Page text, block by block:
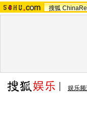
搜狐
娱乐频